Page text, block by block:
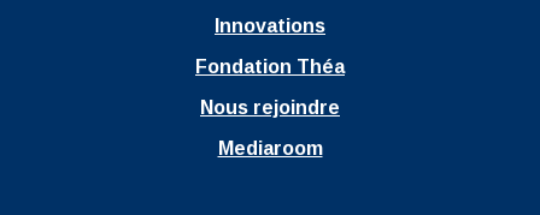
Innovations
Fondation Théa
Nous rejoindre
Mediaroom